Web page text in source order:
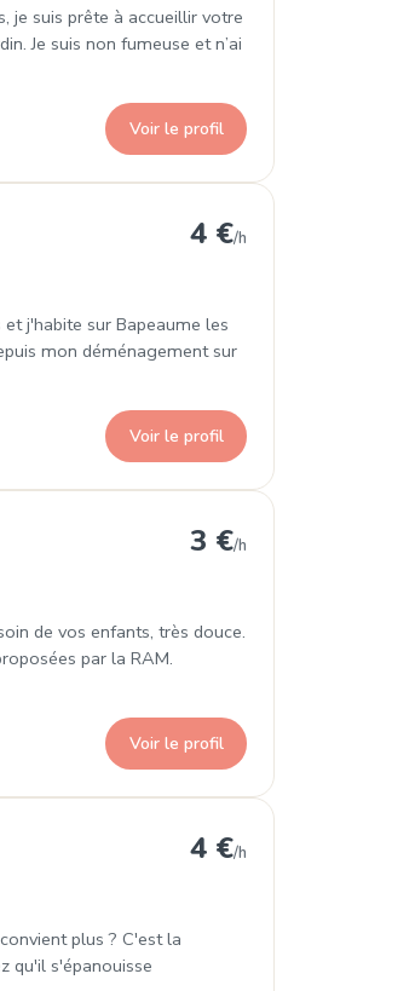
je suis prête à accueillir votre
Je suis non fumeuse et n’ai
Voir le profil
4 €/h
j'habite sur Bapeaume les
mon déménagement sur
Voir le profil
3 €/h
de vos enfants, très douce.
par la RAM.
Voir le profil
4 €/h
plus ? C'est la
qu'il s'épanouisse